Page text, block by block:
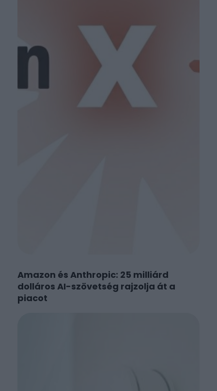
Amazon és Anthropic: 25 milliárd
dolláros AI-szövetség rajzolja át a
piacot